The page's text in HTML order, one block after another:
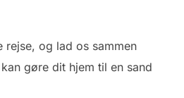
rejse, og lad os sammen
gøre dit hjem til en sand